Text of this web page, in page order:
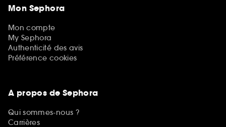
Mon Sephora
Mon compte
My Sephora
Authenticité des avis
Préférence cookies
A propos de Sephora
Qui sommes-nous ?
Carrières